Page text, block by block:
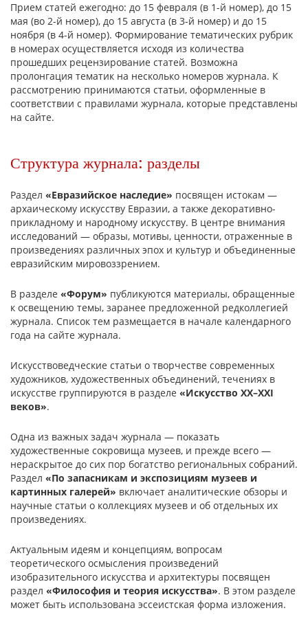
Прием статей ежегодно: до 15 февраля (в 1-й номер), до 15
мая (во 2-й номер), до 15 августа (в 3-й номер) и до 15
ноября (в 4-й номер). Формирование тематических рубрик
в номерах осуществляется исходя из количества
прошедших рецензирование статей. Возможна
пролонгация тематик на несколько номеров журнала. К
рассмотрению принимаются статьи, оформленные в
соответствии с правилами журнала, которые представлены
на сайте.
Структура журнала: разделы
Раздел «Евразийское наследие» посвящен истокам —
архаическому искусству Евразии, а также декоративно-
прикладному и народному искусству. В центре внимания
исследований — образы, мотивы, ценности, отраженные в
произведениях различных эпох и культур и объединенные
евразийским мировоззрением.
В разделе «Форум» публикуются материалы, обращенные
к освещению темы, заранее предложенной редколлегией
журнала. Список тем размещается в начале календарного
года на сайте журнала.
Искусствоведческие статьи о творчестве современных
художников, художественных объединений, течениях в
искусстве группируются в разделе «Искусство XX–XXI
веков».
Одна из важных задач журнала — показать
художественные сокровища музеев, и прежде всего —
нераскрытое до сих пор богатство региональных собраний.
Раздел «По запасникам и экспозициям музеев и
картинных галерей» включает аналитические обзоры и
научные статьи о коллекциях музеев и об отдельных их
произведениях.
Актуальным идеям и концепциям, вопросам
теоретического осмысления произведений
изобразительного искусства и архитектуры посвящен
раздел «Философия и теория искусства». В этом разделе
может быть использована эссеистская форма изложения.